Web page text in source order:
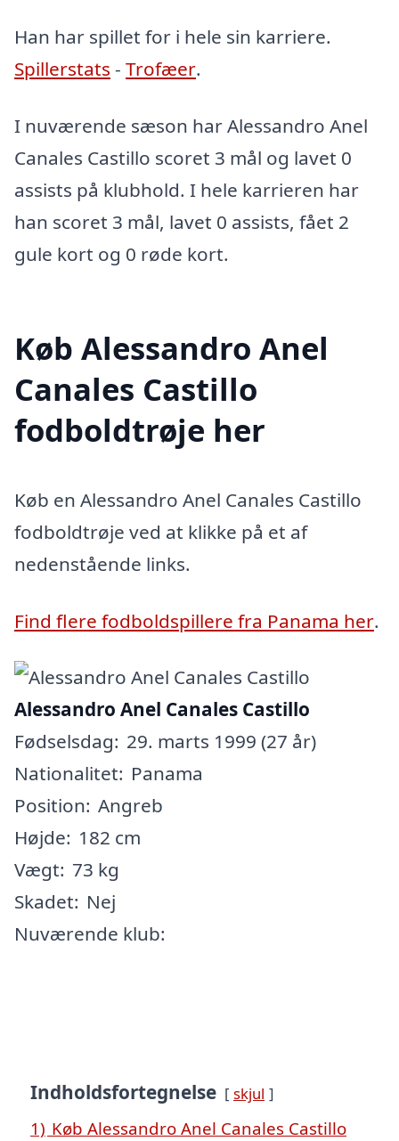
Han har spillet for i hele sin karriere.
Spillerstats - Trofæer.
I nuværende sæson har Alessandro Anel
Canales Castillo scoret 3 mål og lavet 0
assists på klubhold. I hele karrieren har
han scoret 3 mål, lavet 0 assists, fået 2
gule kort og 0 røde kort.
Køb Alessandro Anel
Canales Castillo
fodboldtrøje her
Køb en Alessandro Anel Canales Castillo
fodboldtrøje ved at klikke på et af
nedenstående links.
Find flere fodboldspillere fra Panama her.
Alessandro Anel Canales Castillo
Fødselsdag: 29. marts 1999 (27 år)
Nationalitet: Panama
Position: Angreb
Højde: 182 cm
Vægt: 73 kg
Skadet: Nej
Nuværende klub:
Indholdsfortegnelse skjul
1) Køb Alessandro Anel Canales Castillo